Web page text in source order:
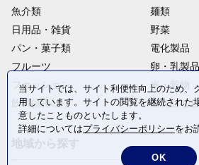
魚介類
麺類
日用品・雑貨
野菜
パン・菓子類
電化製品
フルーツ
卵・乳製品
ファッション
米・穀物
飲料(酒以外)
返礼品なし
当サイトでは、サイト利便性向上のため、
用しています。サイトの閲覧を継続された
意したことものといたします。
詳細についてはプライバシーポリシーをお
OK